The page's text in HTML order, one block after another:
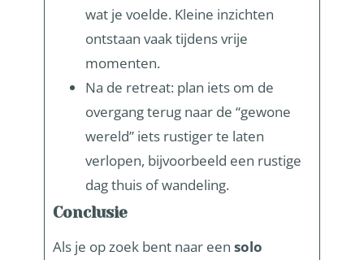
wat je voelde. Kleine inzichten
ontstaan vaak tijdens vrije
momenten.
Na de retreat: plan iets om de
overgang terug naar de “gewone
wereld” iets rustiger te laten
verlopen, bijvoorbeeld een rustige
dag thuis of wandeling.
Conclusie
Als je op zoek bent naar een solo